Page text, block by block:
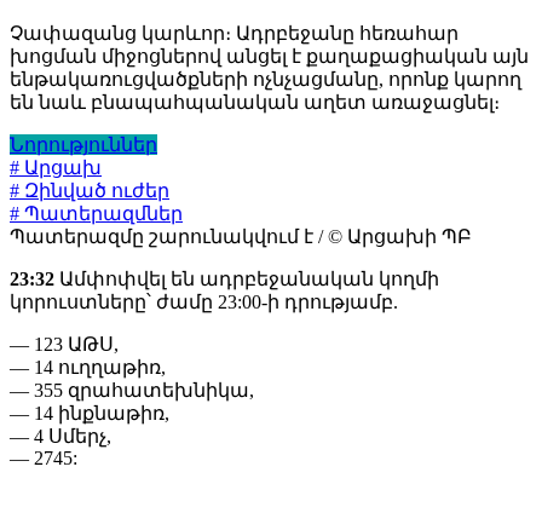
Չափազանց կարևոր։ Ադրբեջանը հեռահար
խոցման միջոցներով անցել է քաղաքացիական այն
ենթակառուցվածքների ոչնչացմանը, որոնք կարող
են նաև բնապահպանական աղետ առաջացնել։
Նորություններ
# Արցախ
# Զինված ուժեր
# Պատերազմներ
Պատերազմը շարունակվում է / © Արցախի ՊԲ
23:32 Ամփոփվել են ադրբեջանական կողմի
կորուստները՝ ժամը 23:00-ի դրությամբ.
— 123 ԱԹՍ,
— 14 ուղղաթիռ,
— 355 զրահատեխնիկա,
— 14 ինքնաթիռ,
— 4 Սմերչ,
— 2745: